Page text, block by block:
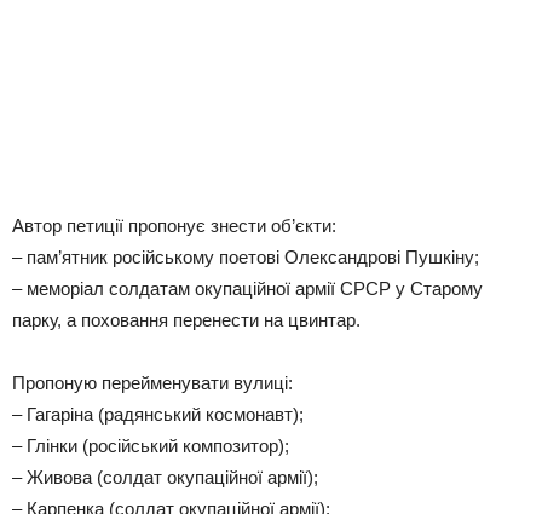
Автор петиції пропонує знести об’єкти:
– пам’ятник російському поетові Олександрові Пушкіну;
– меморіал солдатам окупаційної армії СРСР у Старому
парку, а поховання перенести на цвинтар.
Пропоную перейменувати вулиці:
– Гагаріна (радянський космонавт);
– Глінки (російський композитор);
– Живова (солдат окупаційної армії);
– Карпенка (солдат окупаційної армії);